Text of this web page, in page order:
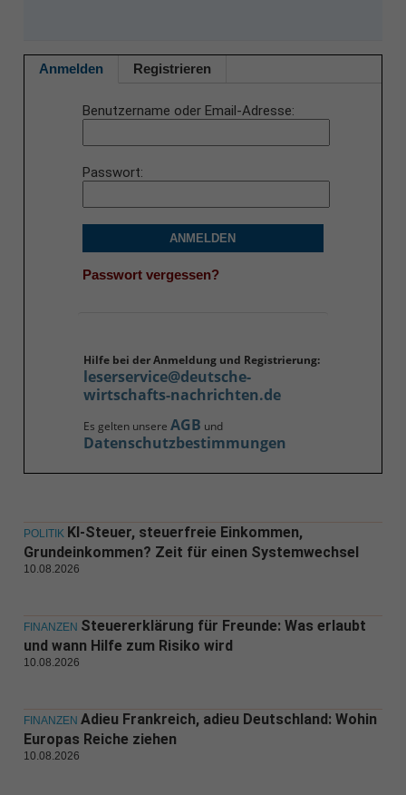
Anmelden Registrieren
Benutzername oder Email-Adresse
Passwort
ANMELDEN
Passwort vergessen?
Hilfe bei der Anmeldung und Registrierung:
leserservice@deutsche-
wirtschafts-nachrichten.de
Es gelten unsere AGB und
Datenschutzbestimmungen
POLITIK KI-Steuer, steuerfreie Einkommen,
Grundeinkommen? Zeit für einen Systemwechsel
10.08.2026
FINANZEN Steuererklärung für Freunde: Was erlaubt
und wann Hilfe zum Risiko wird
10.08.2026
FINANZEN Adieu Frankreich, adieu Deutschland: Wohin
Europas Reiche ziehen
10.08.2026